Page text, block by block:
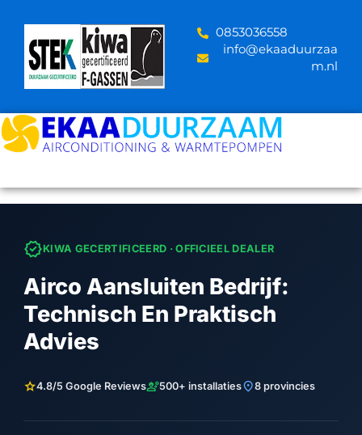
content
‪0853036558
info@ekaaduurzaa
m.nl
verifiedKIWA GECERTIFICEERD · OFFICIEEL DEALER
Airco Aansluiten Bedrijf:
Technisch En Praktisch
Advies
star4.8/5 Google Reviewsengineering500+ installatieslocation_on8 provincies